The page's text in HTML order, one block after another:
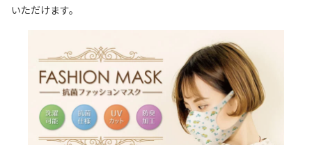
いただけます。